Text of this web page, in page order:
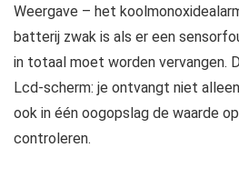
Weergave – het
batterij zwak is als er een
in totaal moet worden vervangen.
Lcd-scherm: je ontvangt niet
ook in één oogopslag de waarde
controleren.